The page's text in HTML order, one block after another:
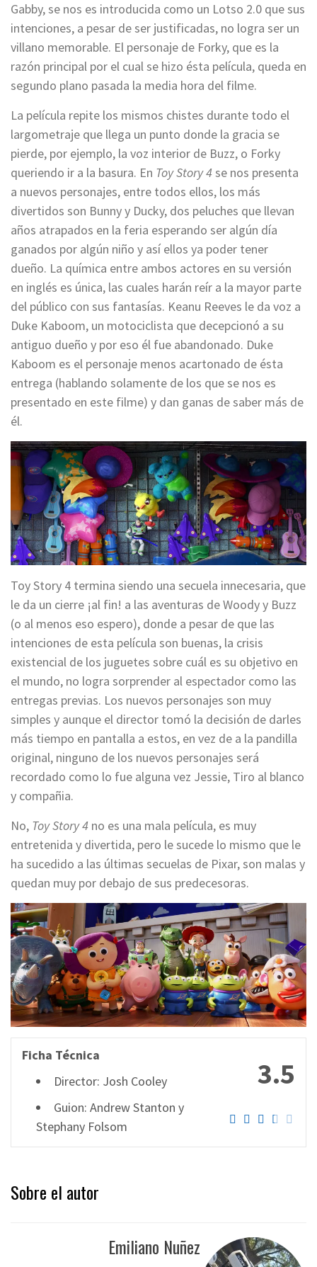
Gabby, se nos es introducida como un Lotso 2.0 que sus
intenciones, a pesar de ser justificadas, no logra ser un
villano memorable. El personaje de Forky, que es la
razón principal por el cual se hizo ésta película, queda en
segundo plano pasada la media hora del filme.
La película repite los mismos chistes durante todo el
largometraje que llega un punto donde la gracia se
pierde, por ejemplo, la voz interior de Buzz, o Forky
queriendo ir a la basura. En Toy Story 4se nos presenta
a nuevos personajes, entre todos ellos, los más
divertidos son Bunny y Ducky, dos peluches que llevan
años atrapados en la feria esperando ser algún día
ganados por algún niño y así ellos ya poder tener
dueño. La química entre ambos actores en su versión
en inglés es única, las cuales harán reír a la mayor parte
del público con sus fantasías. Keanu Reeves le da voz a
Duke Kaboom, un motociclista que decepcionó a su
antiguo dueño y por eso él fue abandonado. Duke
Kaboom es el personaje menos acartonado de ésta
entrega (hablando solamente de los que se nos es
presentado en este filme) y dan ganas de saber más de
él.
Toy Story 4 termina siendo una secuela innecesaria, que
le da un cierre ¡al fin! a las aventuras de Woody y Buzz
(o al menos eso espero), donde a pesar de que las
intenciones de esta película son buenas, la crisis
existencial de los juguetes sobre cuál es su objetivo en
el mundo, no logra sorprender al espectador como las
entregas previas. Los nuevos personajes son muy
simples y aunque el director tomó la decisión de darles
más tiempo en pantalla a estos, en vez de a la pandilla
original, ninguno de los nuevos personajes será
recordado como lo fue alguna vez Jessie, Tiro al blanco
y compañia.
No, Toy Story 4 no es una mala película, es muy
entretenida y divertida, pero le sucede lo mismo que le
ha sucedido a las últimas secuelas de Pixar, son malas y
quedan muy por debajo de sus predecesoras.
3.5
Ficha Técnica
Director: Josh Cooley
Guion: Andrew Stanton y
Stephany Folsom
Sobre el autor
Emiliano Nuñez